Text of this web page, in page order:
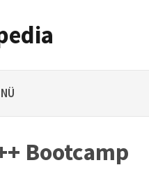
Bootcamp